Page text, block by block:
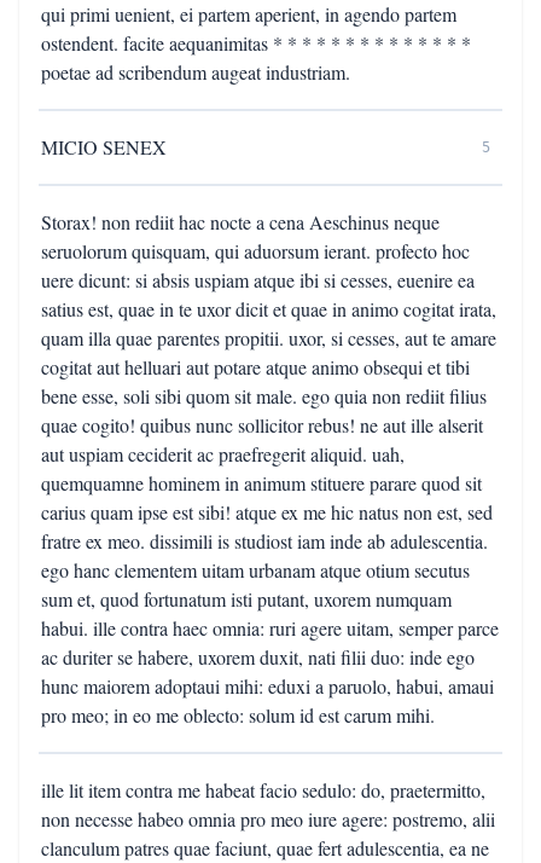
qui primi uenient, ei partem aperient, in agendo partem
ostendent. facite aequanimitas * * * * * * * * * * * * * *
poetae ad scribendum augeat industriam.
MICIO SENEX 5
Storax! non rediit hac nocte a cena Aeschinus neque
seruolorum quisquam, qui aduorsum ierant. profecto hoc
uere dicunt: si absis uspiam atque ibi si cesses, euenire ea
satius est, quae in te uxor dicit et quae in animo cogitat irata,
quam illa quae parentes propitii. uxor, si cesses, aut te amare
cogitat aut helluari aut potare atque animo obsequi et tibi
bene esse, soli sibi quom sit male. ego quia non rediit filius
quae cogito! quibus nunc sollicitor rebus! ne aut ille alserit
aut uspiam ceciderit ac praefregerit aliquid. uah,
quemquamne hominem in animum stituere parare quod sit
carius quam ipse est sibi! atque ex me hic natus non est, sed
fratre ex meo. dissimili is studiost iam inde ab adulescentia.
ego hanc clementem uitam urbanam atque otium secutus
sum et, quod fortunatum isti putant, uxorem numquam
habui. ille contra haec omnia: ruri agere uitam, semper parce
ac duriter se habere, uxorem duxit, nati filii duo: inde ego
hunc maiorem adoptaui mihi: eduxi a paruolo, habui, amaui
pro meo; in eo me oblecto: solum id est carum mihi.
ille lit item contra me habeat facio sedulo: do, praetermitto,
non necesse habeo omnia pro meo iure agere: postremo, alii
clanculum patres quae faciunt, quae fert adulescentia, ea ne